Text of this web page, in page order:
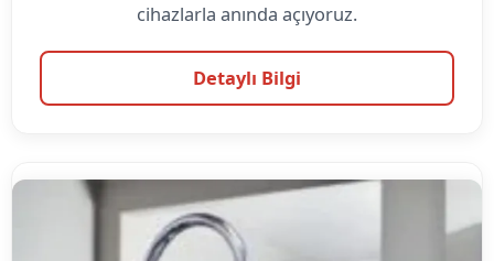
cihazlarla anında açıyoruz.
Detaylı Bilgi